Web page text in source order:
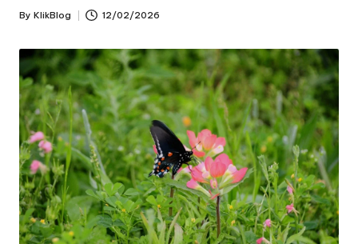
Posted
By KlikBlog 12/02/2026